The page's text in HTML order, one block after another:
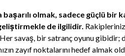
başarılı olmak, sadece güçlü
de ilgilidir.
savaş, bir satranç oyunu
zayıf noktalarını hedef